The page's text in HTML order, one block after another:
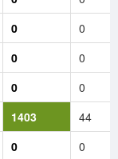
0
0
0
0
0
0
1403
44
0
0